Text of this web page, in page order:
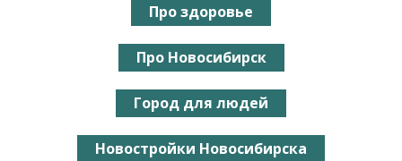
Про здоровье
Про Новосибирск
Город для людей
Новостройки Новосибирска